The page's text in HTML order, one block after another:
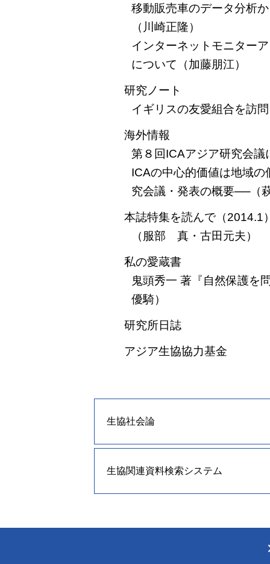
移動販売車のデータ分析
（川崎正隆）
インターネットモニター
について（加藤朋江）
研究ノート
イギリスの友愛組合を訪
海外情報
第８回ICAアジア研究会
ICAの中心的価値は地域
究会議・発表の概要──（
本誌特集を読んで（2014.1
（服部 真・古田元夫）
私の愛蔵書
鬼頭秀一 著『自然保護を
優騎）
研究所日誌
アジア生協協力基金
生協社会論
生協関連資料検索システム